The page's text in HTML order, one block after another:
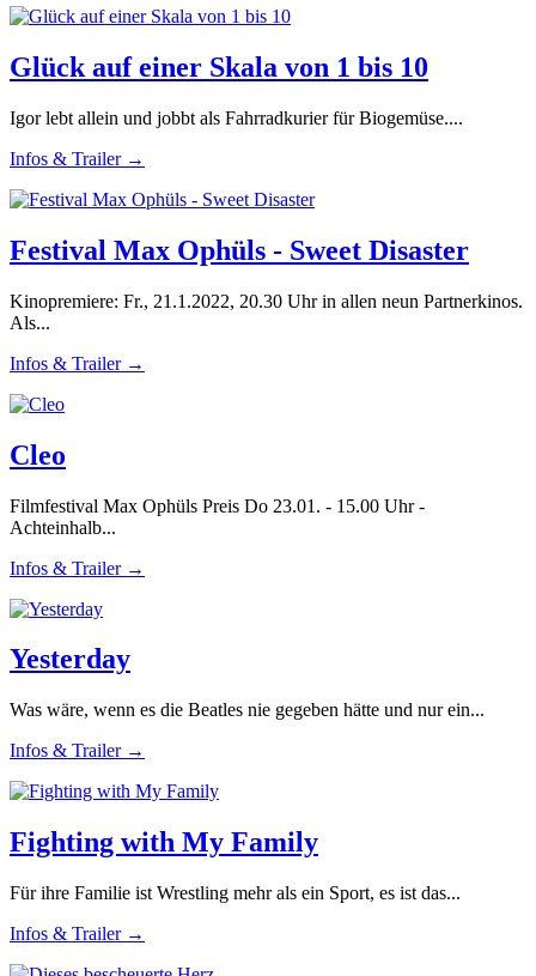
Glück auf einer Skala von 1 bis 10
Igor lebt allein und jobbt als Fahrradkurier für Biogemüse....
Infos & Trailer →
Festival Max Ophüls - Sweet Disaster
Kinopremiere: Fr., 21.1.2022, 20.30 Uhr in allen neun Partnerkinos.
Als...
Infos & Trailer →
Cleo
Filmfestival Max Ophüls Preis Do 23.01. - 15.00 Uhr -
Achteinhalb...
Infos & Trailer →
Yesterday
Was wäre, wenn es die Beatles nie gegeben hätte und nur ein...
Infos & Trailer →
Fighting with My Family
Für ihre Familie ist Wrestling mehr als ein Sport, es ist das...
Infos & Trailer →